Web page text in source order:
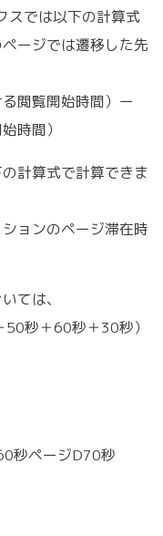
スでは以下の計算式
ージでは遷移した先
閲覧開始時間）ー
時間）
計算式で計算できま
ョンのページ滞在時
ては、
50秒＋60秒＋30秒）
秒ページD70秒